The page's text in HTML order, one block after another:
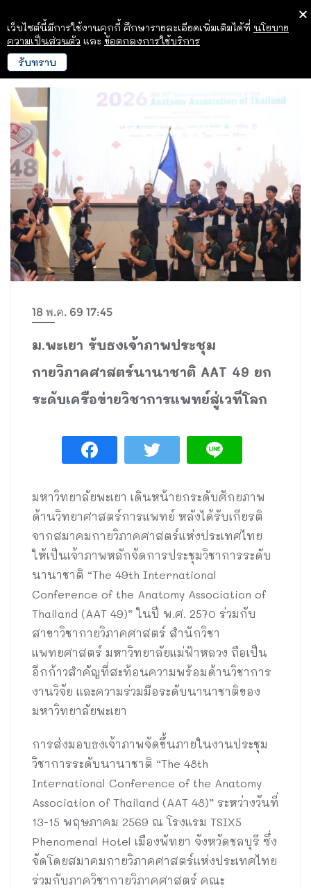
18 พ.ค. 69 17:45
ม.พะเยา รับธงเจ้าภาพประชุม
กายวิภาคศาสตร์นานาชาติ AAT 49 ยก
ระดับเครือข่ายวิชาการแพทย์สู่เวทีโลก
มหาวิทยาลัยพะเยา เดินหน้ายกระดับศักยภาพ
ด้านวิทยาศาสตร์การแพทย์ หลังได้รับเกียรติ
จากสมาคมกายวิภาคศาสตร์แห่งประเทศไทย
ให้เป็นเจ้าภาพหลักจัดการประชุมวิชาการระดับ
นานาชาติ “The 49th International
Conference of the Anatomy Association of
Thailand (AAT 49)” ในปี พ.ศ. 2570 ร่วมกับ
สาขาวิชากายวิภาคศาสตร์ สำนักวิชา
แพทยศาสตร์ มหาวิทยาลัยแม่ฟ้าหลวง ถือเป็น
อีกก้าวสำคัญที่สะท้อนความพร้อมด้านวิชาการ
งานวิจัย และความร่วมมือระดับนานาชาติของ
มหาวิทยาลัยพะเยา
การส่งมอบธงเจ้าภาพจัดขึ้นภายในงานประชุม
วิชาการระดับนานาชาติ “The 48th
International Conference of the Anatomy
Association of Thailand (AAT 48)” ระหว่างวันที่
13-15 พฤษภาคม 2569 ณ โรงแรม TSIX5
Phenomenal Hotel เมืองพัทยา จังหวัดชลบุรี ซึ่ง
จัดโดยสมาคมกายวิภาคศาสตร์แห่งประเทศไทย
ร่วมกับภาควิชากายวิภาคศาสตร์ คณะ
เว็บไซต์นี้มีการใช้งานคุกกี้ ศึกษารายละเอียดเพิ่มเติมได้ที่ นโยบาย
ความเป็นส่วนตัว และ ข้อตกลงการใช้บริการ
รับทราบ